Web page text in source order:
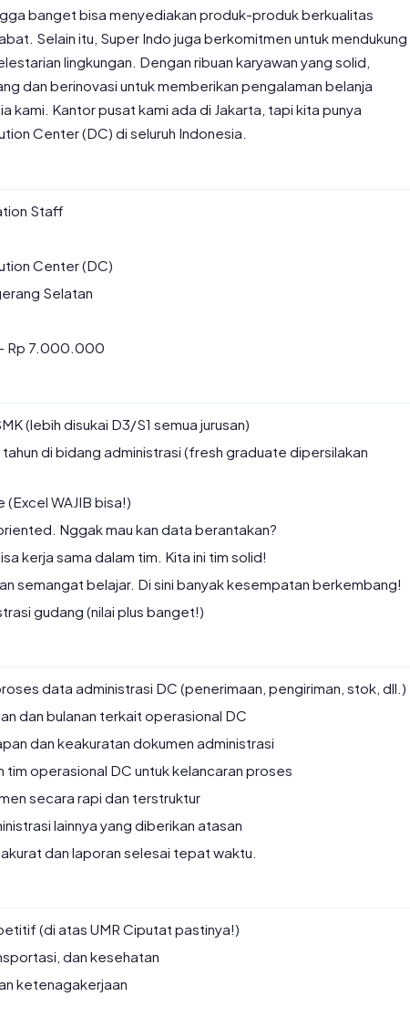
banget bisa menyediakan produk-produk berkualitas
Selain itu, Super Indo juga berkomitmen untuk mendukung
lingkungan. Dengan ribuan karyawan yang solid,
dan berinovasi untuk memberikan pengalaman belanja
kami. Kantor pusat kami ada di Jakarta, tapi kita punya
Center (DC) di seluruh Indonesia.
Staff
Center (DC)
Selatan
Rp 7.000.000
(lebih disukai D3/S1 semua jurusan)
tahun di bidang administrasi (fresh graduate dipersilakan
WAJIB bisa!)
Nggak mau kan data berantakan?
kerja sama dalam tim. Kita ini tim solid!
semangat belajar. Di sini banyak kesempatan berkembang!
gudang (nilai plus banget!)
data administrasi DC (penerimaan, pengiriman, stok, dll.)
dan bulanan terkait operasional DC
dan keakuratan dokumen administrasi
tim operasional DC untuk kelancaran proses
secara rapi dan terstruktur
lainnya yang diberikan atasan
dan laporan selesai tepat waktu.
(di atas UMR Ciputat pastinya!)
dan kesehatan
ketenagakerjaan